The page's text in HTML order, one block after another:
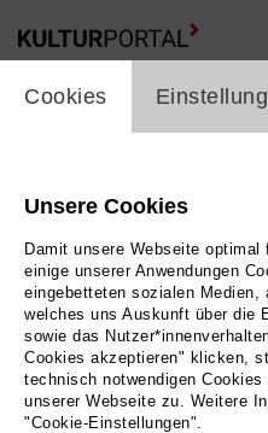
cookie_layer
Cookies
Unsere Cookies
Damit unsere Webseite
einige unserer Anwendungen
eingebetteten sozialen Medien,
welches uns Auskunft über die
sowie das
Cookies akzeptieren" klicken,
technisch notwendigen
unserer Webseite zu. Weitere
"Cookie-Einstellungen".